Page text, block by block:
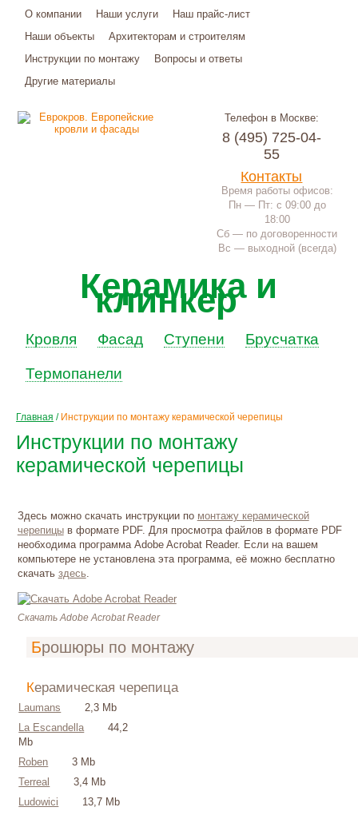
О компании Наши услуги
Наш прайс-лист
Наши объекты
Архитекторам и строителям
Инструкции по монтажу
Вопросы и ответы
Другие материалы
Телефон в Москве:
8 (495) 725-04-
55
Контакты
Время работы офисов:
Пн — Пт: с 09:00 до
18:00
Сб — по договоренности
Вс — выходной (всегда)
Керамика и
клинкер
Кровля Фасад Ступени Брусчатка
Термопанели
Главная / Инструкции по монтажу керамической черепицы
Инструкции по монтажу
керамической черепицы
Здесь можно скачать инструкции по монтажу керамической
черепицыв формате PDF. Для просмотра файлов в формате PDF
необходима программа Adobe Acrobat Reader. Если на вашем
компьютере не установлена эта программа, её можно бесплатно
скачать здесь.
Скачать Adobe Acrobat Reader
Брошюры по монтажу
Керамическая черепица
Laumans
2,3 Mb
La Escandella
44,2
Mb
Roben
3 Mb
Terreal
3,4 Mb
Ludowici
13,7 Mb